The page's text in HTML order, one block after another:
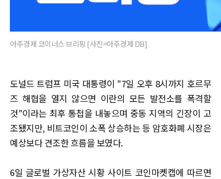
아주경제 코이너스 브리핑 [사진=아주경제 DB]
도널드 트럼프 미국 대통령이 "7일 오후 8시까지 호르무
즈 해협을 열지 않으면 이란의 모든 발전소를 폭격할
것"이라는 최후 통첩을 내놓으며 중동 지역의 긴장이 고
조됐지만, 비트코인이 소폭 상승하는 등 암호화폐 시장은
예상보다 견조한 흐름을 보였다.
6일 글로벌 가상자산 시황 사이트 코인마켓캡에 따르면